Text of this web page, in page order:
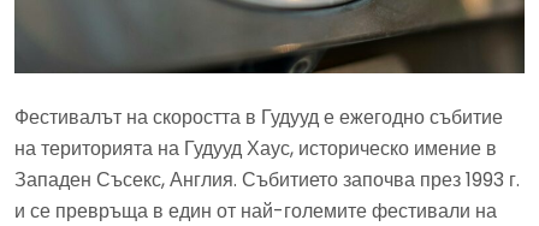
Фестивалът на скоростта в Гудууд е ежегодно събитие
на територията на Гудууд Хаус, историческо имение в
Западен Съсекс, Англия. Събитието започва през 1993 г.
и се превръща в един от най-големите фестивали на